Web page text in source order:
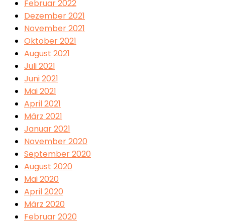
Februar 2022
Dezember 2021
November 2021
Oktober 2021
August 2021
Juli 2021
Juni 2021
Mai 2021
April 2021
März 2021
Januar 2021
November 2020
September 2020
August 2020
Mai 2020
April 2020
März 2020
Februar 2020